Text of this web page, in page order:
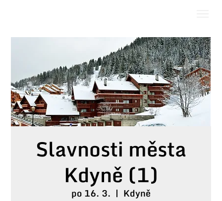
Slavnosti města
Kdyně (1)
po 16. 3.
  |
Kdyně